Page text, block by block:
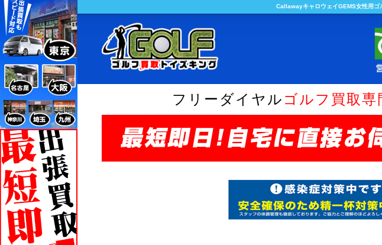
CallawayキャロウェイGEMS女性用
フリーダイヤル ゴルフ買取専